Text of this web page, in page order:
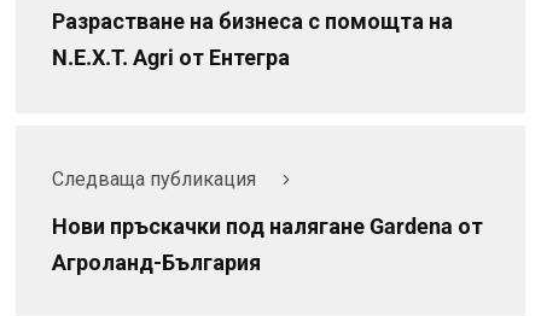
Разрастване на бизнеса с помощта на
N.E.X.T. Agri от Ентегра
Следваща публикация
Нови пръскачки под налягане Gardena от
Агроланд-България